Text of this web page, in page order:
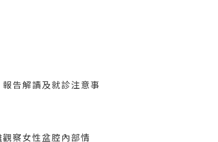
告解讀及就診注意事
察女性盆腔內部情